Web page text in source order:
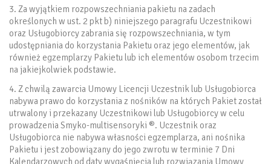
3. Za wyjątkiem rozpowszechniania pakietu na zadach
określonych w ust. 2 pkt b) niniejszego paragrafu Uczestnikowi
oraz Usługobiorcy zabrania się rozpowszechniania, w tym
udostępniania do korzystania Pakietu oraz jego elementów, jak
również egzemplarzy Pakietu lub ich elementów osobom trzecim
na jakiejkolwiek podstawie.
4. Z chwilą zawarcia Umowy Licencji Uczestnik lub Usługobiorca
nabywa prawo do korzystania z nośników na których Pakiet został
utrwalony i przekazany Uczestnikowi lub Usługobiorcy w celu
prowadzenia Smyko-multisensoryki ®. Uczestnik oraz
Usługobiorca nie nabywa własności egzemplarza, ani nośnika
Pakietu i jest zobowiązany do jego zwrotu w terminie 7 Dni
Kalendarzowych od daty wygaśnięcia lub rozwiązania Umowy